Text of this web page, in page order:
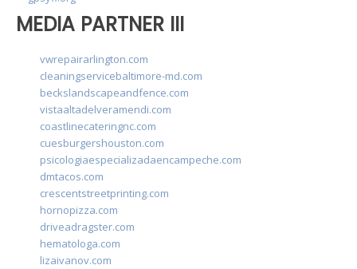
MEDIA PARTNER III
vwrepairarlington.com
cleaningservicebaltimore-md.com
beckslandscapeandfence.com
vistaaltadelveramendi.com
coastlinecateringnc.com
cuesburgershouston.com
psicologiaespecializadaencampeche.com
dmtacos.com
crescentstreetprinting.com
hornopizza.com
driveadragster.com
hematologa.com
lizaivanov.com